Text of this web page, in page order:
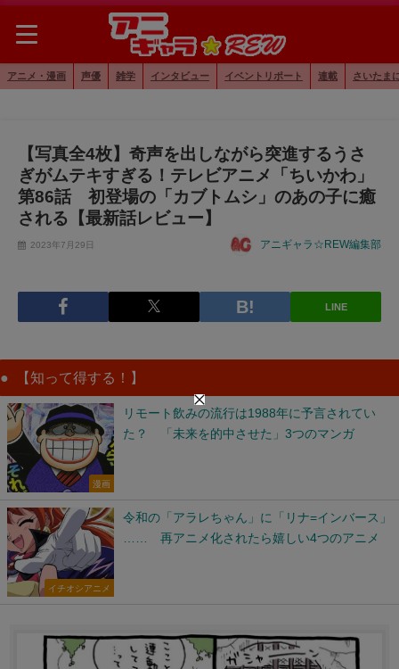
アニメ・漫画 声優 雑学 インタビュー イベントリポート 連載 さいたま
【写真全4枚】奇声を出しながら突進するうさ
ぎがムテキすぎる！テレビアニメ「ちいかわ」
第86話 初登場の「カブトムシ」のあの子に癒
される【最新話レビュー】
2023年7月29日 アニギャラ☆REW編集部
LINE
【知って得する！】
漫画
リモート飲みの流行は1988年に予言されてい
た？ 「未来を的中させた」3つのマンガ
イチオシアニメ
令和の「アラレちゃん」に「リナ=インバース」
…… 再アニメ化されたら嬉しい4つのアニメ